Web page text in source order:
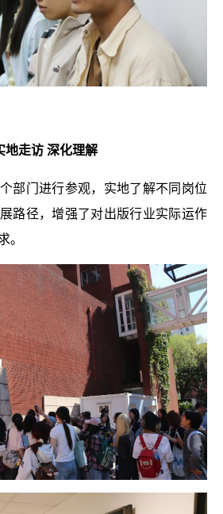
地走访 深化理解
部门进行参观，实地了解不同岗位
路径，增强了对出版行业实际运作
。